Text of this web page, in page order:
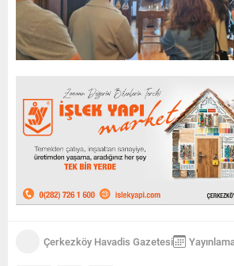
Çerkezköy Havadis Gazetesi